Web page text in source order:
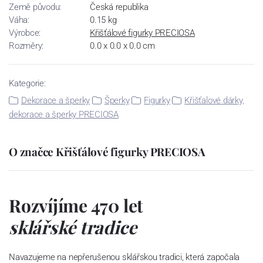
Země původu:
Česká republika
Váha:
0.15 kg
Výrobce:
Křišťálové figurky PRECIOSA
Rozměry:
0.0 x 0.0 x 0.0 cm
Kategorie:
Dekorace a šperky
Šperky Figurky
Křišťalové dárky,
dekorace a šperky PRECIOSA
O značce Křišťálové figurky PRECIOSA
Rozvíjíme 470 let
sklářské tradice
Navazujeme na nepřerušenou sklářskou tradici, která započala